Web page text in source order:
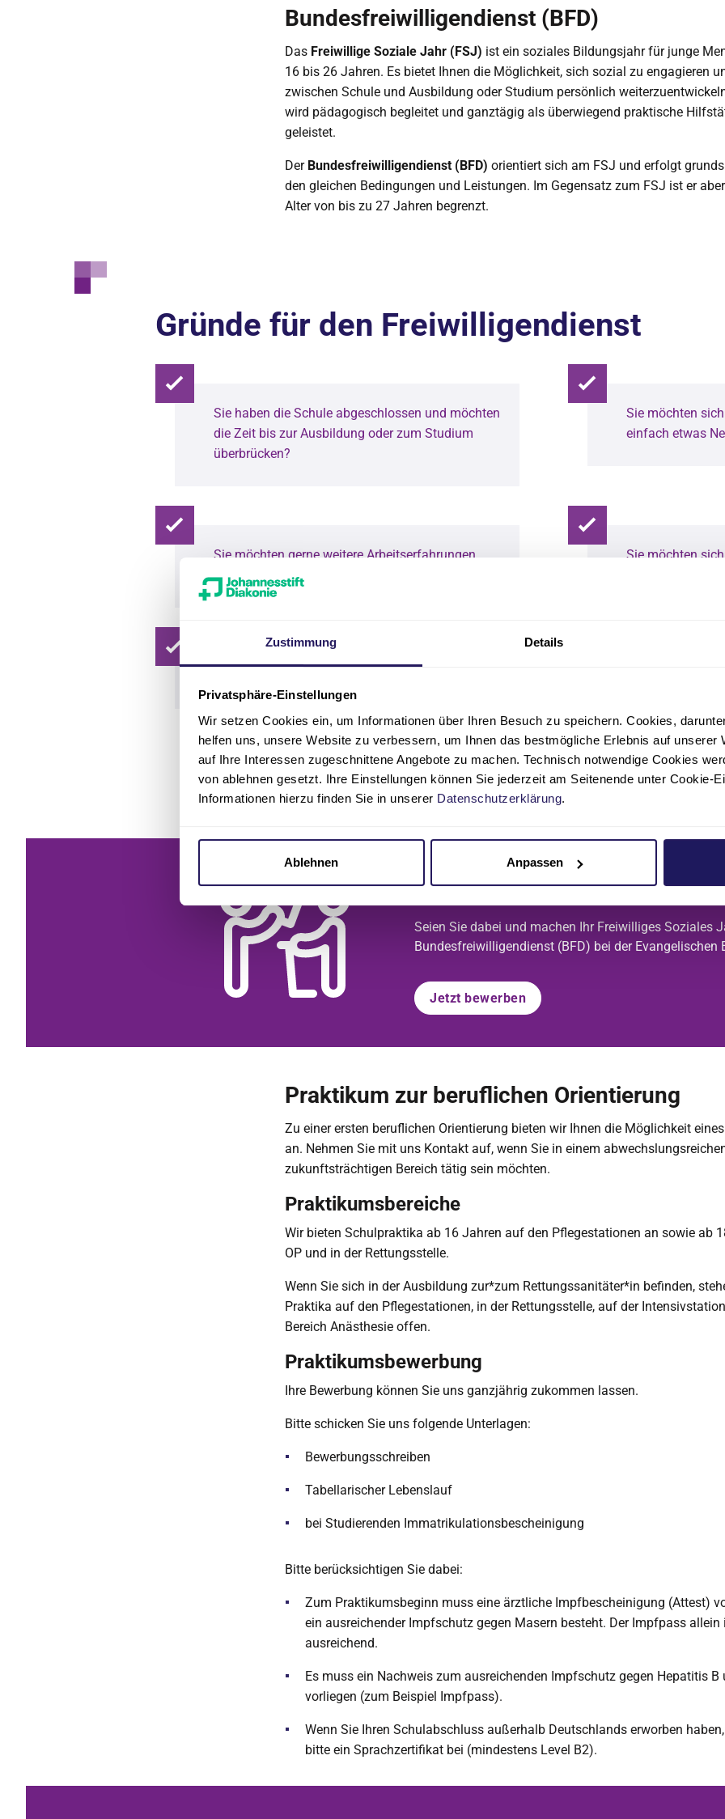
Zustimmung Details
Privatsphäre-Einstellungen
Wir setzen Cookies ein, um Informationen über Ihren Besuch zu speichern. Cookies,
helfen uns, unsere Website zu verbessern, um Ihnen das bestmögliche Erlebnis auf unserer
auf Ihre Interessen zugeschnittene Angebote zu machen. Technisch notwendige Cookies
von ablehnen gesetzt. Ihre Einstellungen können Sie jederzeit am Seitenende unter Cookie-
Informationen hierzu finden Sie in unserer Datenschutzerklärung.
Ablehnen Anpassen
Bundesfreiwilligendienst (BFD)
Das Freiwillige Soziale Jahr (FSJ) ist ein soziales Bildungsjahr für junge
16 bis 26 Jahren. Es bietet Ihnen die Möglichkeit, sich sozial zu engagieren
zwischen Schule und Ausbildung oder Studium persönlich
wird pädagogisch begleitet und ganztägig als überwiegend praktische
geleistet.
Der Bundesfreiwilligendienst (BFD) orientiert sich am FSJ und erfolgt
den gleichen Bedingungen und Leistungen. Im Gegensatz zum FSJ ist er
Alter von bis zu 27 Jahren begrenzt.
Gründe für den Freiwilligendienst
Sie haben die Schule abgeschlossen und möchten
die Zeit bis zur Ausbildung oder zum Studium
überbrücken?
Sie möchten
einfach etwas
Sie möchten gerne weitere Arbeitserfahrungen
sammeln?
Sie möchten
Freiwilligendienst bei uns
Seien Sie dabei und machen Ihr Freiwilliges Soziales
Bundesfreiwilligendienst (BFD) bei der Evangelischen
Jetzt bewerben
Praktikum zur beruflichen Orientierung
Zu einer ersten beruflichen Orientierung bieten wir Ihnen die Möglichkeit
an. Nehmen Sie mit uns Kontakt auf, wenn Sie in einem
zukunftsträchtigen Bereich tätig sein möchten.
Praktikumsbereiche
Wir bieten Schulpraktika ab 16 Jahren auf den Pflegestationen an sowie ab
OP und in der Rettungsstelle.
Wenn Sie sich in der Ausbildung zur*zum Rettungssanitäter*in befinden,
Praktika auf den Pflegestationen, in der Rettungsstelle, auf der
Bereich Anästhesie offen.
Praktikumsbewerbung
Ihre Bewerbung können Sie uns ganzjährig zukommen lassen.
Bitte schicken Sie uns folgende Unterlagen:
Bewerbungsschreiben
Tabellarischer Lebenslauf
bei Studierenden Immatrikulationsbescheinigung
Bitte berücksichtigen Sie dabei:
Zum Praktikumsbeginn muss eine ärztliche Impfbescheinigung (Attest)
ein ausreichender Impfschutz gegen Masern besteht. Der Impfpass allein
ausreichend.
Es muss ein Nachweis zum ausreichenden Impfschutz gegen Hepatitis B
vorliegen (zum Beispiel Impfpass).
Wenn Sie Ihren Schulabschluss außerhalb Deutschlands erworben
bitte ein Sprachzertifikat bei (mindestens Level B2).